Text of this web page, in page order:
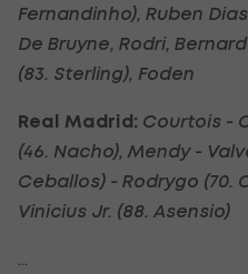
Fernandinho), Ruben
De Bruyne, Rodri,
(83. Sterling), Foden
Real Madrid: Courtois -
(46. Nacho), Mendy -
Ceballos) - Rodrygo (70.
Vinicius Jr. (88. Asensio)